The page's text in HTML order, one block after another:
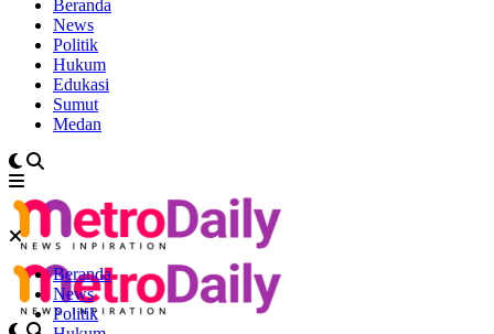
Beranda
News
Politik
Hukum
Edukasi
Sumut
Medan
Beranda
News
Politik